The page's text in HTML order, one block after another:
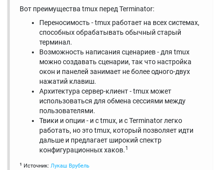
Вот преимущества tmux перед Terminator:
Переносимость - tmux работает на всех системах,
способных обрабатывать обычный старый
терминал.
Возможность написания сценариев - для tmux
можно создавать сценарии, так что настройка
окон и панелей занимает не более одного-двух
нажатий клавиш.
Архитектура сервер-клиент - tmux может
использоваться для обмена сессиями между
пользователями.
Твики и опции - и с tmux, и с Terminator легко
работать, но это tmux, который позволяет идти
дальше и предлагает широкий спектр
конфигурационных хаков.1
1 Источник: Лукаш Врубель